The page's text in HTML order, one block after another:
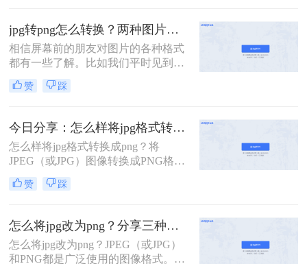
那么这时候就需要将图片转换成相应
的格式才能使用，例如当需要上传
png格式的图片时但是手里只有jpg，
那么如何jpg转png呢？下面就来为大
家介绍三种jpg转png的方法，非常简
单使用，下面一起看一下吧。
jpg转png怎么转换？两种图片格式转换的方法交给你
相信屏幕前的朋友对图片的各种格式
都有一些了解。比如我们平时见到的
图片，以JPG和JPEG格式居多。这两
种格式其实没有太过差异的区别，可
体积小，非常适合我们日常作为图片
的主载体使用。但它也有个很大的问
题，就是不能显示透明背景。比如我
们需要一张素材图，抠出来后想要直
接贴到其他素材背景上。如果是JPG
格式，遇到这种需求，则是无能为
转换呢？今天就来教大家两个方法。
赞 踩
今日分享：怎么样将jpg格式转换成png？这两种方法学起来
怎么样将jpg格式转换成png？​将
JPEG（或JPG）图像转换成PNG格式
可以通过多种方式实现。PNG格式通
常比JPEG格式拥有更高的图像质量和
下需要将JPEG格式转换成PNG格式。
以下方法可以帮助您完成这一操作：
赞 踩
怎么将jpg改为png？分享三种简单好用的转换方法
怎么将jpg改为png？​JPEG（或JPG）
和PNG都是广泛使用的图像格式。虽